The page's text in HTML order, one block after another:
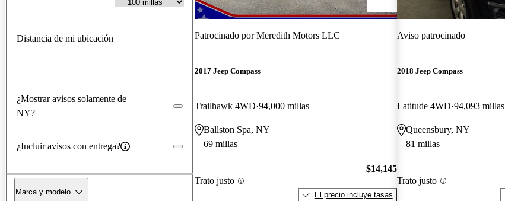
Distancia de mi ubicación
¿Mostrar avisos solamente de
NY?
¿Incluir avisos con entrega?
Marca y modelo
Patrocinado porMeredith Motors LLC
2017 Jeep Compass
Trailhawk 4WD 94,000 millas
Ballston Spa, NY
69 millas
Trato justo
$14,145
El precio incluye tasas
Aviso patrocinado
2018 Jeep Compass
Latitude 4WD 94,093 millas
Queensbury, NY
81 millas
Trato justo